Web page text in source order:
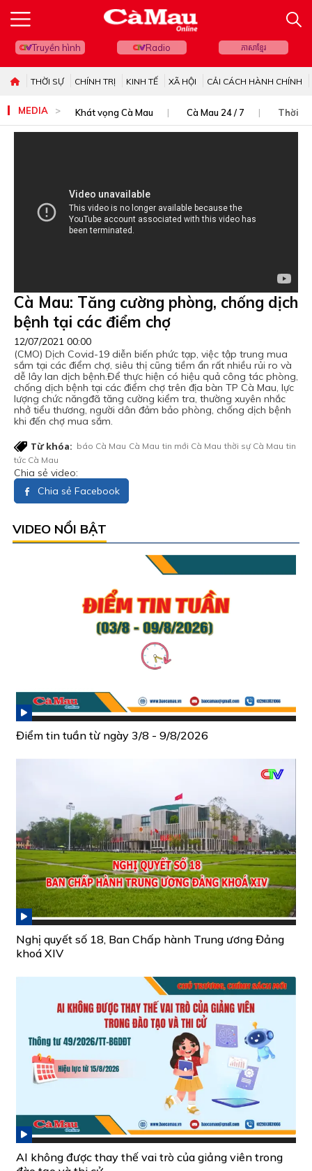
Truyền hình Radio ភាសាខ្មែរ
THỜI SỰ CHÍNH TRỊ KINH TẾ XÃ HỘI CẢI CÁCH HÀNH CHÍNH
MEDIA Khát vọng Cà Mau Cà Mau 24 / 7 Thời sự
Cà Mau: Tăng cường phòng, chống dịch
bệnh tại các điểm chợ
12/07/2021 00:00
(CMO) Dịch Covid-19 diễn biến phức tạp, việc tập trung mua
sắm tại các điểm chợ, siêu thị cũng tiềm ẩn rất nhiều rủi ro và
dễ lây lan dịch bệnh.Để thực hiện có hiệu quả công tác phòng,
chống dịch bệnh tại các điểm chợ trên địa bàn TP Cà Mau, lực
lượng chức năngđã tăng cường kiểm tra, thường xuyên nhắc
nhở tiểu thương, người dân đảm bảo phòng, chống dịch bệnh
khi đến chợ mua sắm.
Từ khóa: báo Cà Mau Cà Mau tin mới Cà Mau thời sự Cà Mau tin
tức Cà Mau
Chia sẻ video:
Chia sẻ Facebook
VIDEO NỔI BẬT
Điểm tin tuần từ ngày 3/8 - 9/8/2026
Nghị quyết số 18, Ban Chấp hành Trung ương Đảng
khoá XIV
AI không được thay thế vai trò của giảng viên trong